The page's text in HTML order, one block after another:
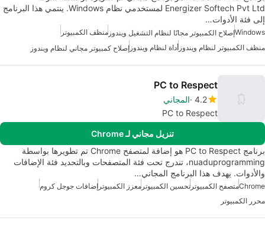
Energizer Softech Pvt Ltd لمستخدمي نظام Windows. ينتمي هذا البرنامج
إلى فئة الأدوات…
Windowsإصلاح الكمبيوتر مجانًا لنظام التشغيل ويندوز منظف الكمبيوتر
منظف الكمبيوتر لنظام ويندوز أداة لنظام ويندوز إصلاح كمبيوتر مجاني لنظام ويندوز
PC to Respect
4.2 المجاني
PC to Respect
تنزيل مجاني لـ Chrome
برنامج PC to Respect هو إضافة لمتصفح Chrome تم تطويرها بواسطة
nuaduprogramming، تندرج تحت فئة المتصفحات وبالتحديد فئة الإضافات
والأدوات. يهدف هذا البرنامج المجاني…
Chromeمتصفح الكمبيوتر تحسين الكمبيوتر معزز الكمبيوتر إضافات جوجل كروم
محرر الكمبيوتر